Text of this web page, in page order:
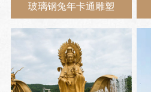
玻璃钢兔年卡通雕塑